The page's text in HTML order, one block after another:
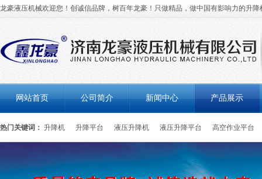
龙豪液压机械欢迎您！创诚信品牌，树百年龙豪！只做精品，做中国有影响力的升
网站首页 公司简介 新闻中心 产品展示
热门关键词： 升降机 升降平台 液压升降机 液压升降平台 高空作业平台